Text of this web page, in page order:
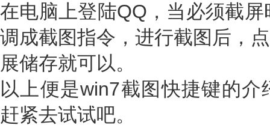
在电脑上登陆QQ，当必须截
调成截图指令，进行截图后，
展储存就可以。
以上便是win7截图快捷键的
赶紧去试试吧。